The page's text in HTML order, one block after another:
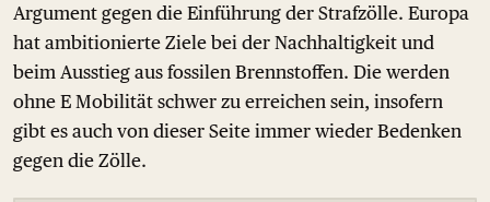
Argument gegen die Einführung der Strafzölle. Europa
hat ambitionierte Ziele bei der Nachhaltigkeit und
beim Ausstieg aus fossilen Brennstoffen. Die werden
ohne E Mobilität schwer zu erreichen sein, insofern
gibt es auch von dieser Seite immer wieder Bedenken
gegen die Zölle.